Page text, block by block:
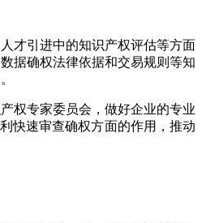
才引进中的知识产权评估等方面
据确权法律依据和交易规则等知
权专家委员会，做好企业的专业
快速审查确权方面的作用，推动